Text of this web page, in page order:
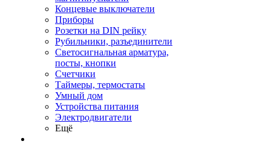
Концевые выключатели
Приборы
Розетки на DIN рейку
Рубильники, разъединители
Светосигнальная арматура,
посты, кнопки
Счетчики
Таймеры, термостаты
Умный дом
Устройства питания
Электродвигатели
Ещё